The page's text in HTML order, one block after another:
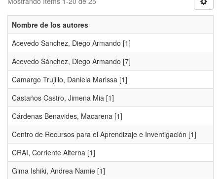
Nombre de los autores
Acevedo Sanchez, Diego Armando [1]
Acevedo Sánchez, Diego Armando [7]
Camargo Trujillo, Daniela Marissa [1]
Castaños Castro, Jimena Mia [1]
Cárdenas Benavides, Macarena [1]
Centro de Recursos para el Aprendizaje e Inventigación [1]
CRAI, Corriente Alterna [1]
Gima Ishiki, Andrea Namie [1]